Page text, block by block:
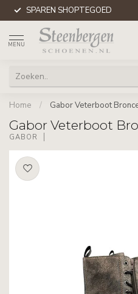
SPAREN SHOPTEGOED
MENU
Home / Gabor Veterboot
Gabor Veterboot
GABOR